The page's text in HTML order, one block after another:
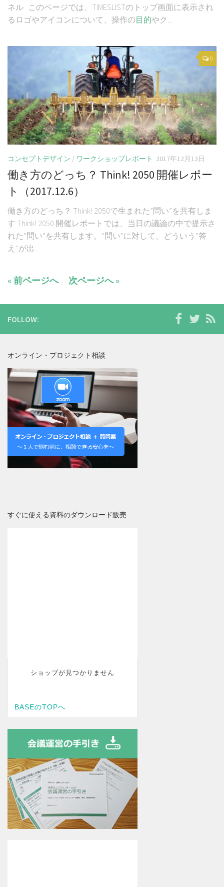
ネル このページでは、TIMESLISTのトップ画面に表示され
るロゴやアイコンについて、操作の目的やク...
0
コンセプトデザイン / ワークショップレポート 2017年12月13日
働き方のどっち？ Think! 2050 開催レポー
ト（2017.12.6）
働き方のどっち？ Think! 2050で生まれた”問い”を共有しま
す Think! 2050 開催レポートでは、当日の議論の中で提示さ
れた”問い”を共有します。”問い”に対して、どういう”答
え”が出...
« 前ページへ 次ページへ »
FOLLOW:
オンライン・プロジェクト相談
すぐに使える資料のダウンロード販売